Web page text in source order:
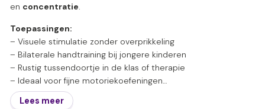
en concentratie.
Toepassingen:
– Visuele stimulatie zonder overprikkeling
– Bilaterale handtraining bij jongere kinderen
– Rustig tussendoortje in de klas of therapie
– Ideaal voor fijne motoriekoefeningen
– Ademhalings oefening
Lees meer